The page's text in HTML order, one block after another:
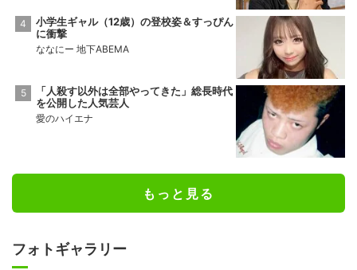
小学生ギャル（12歳）の登校姿＆すっぴん
に衝撃
ななにー 地下ABEMA
「人殺す以外は全部やってきた」総長時代
を公開した人気芸人
愛のハイエナ
もっと見る
フォトギャラリー